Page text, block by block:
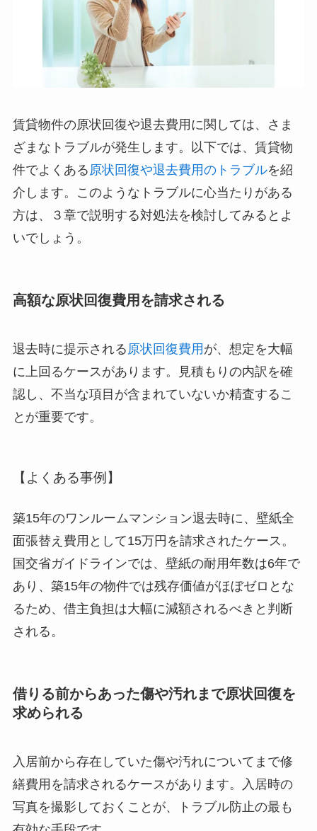
賃貸物件の原状回復や退去費用に関しては、さま
ざまなトラブルが発生します。以下では、賃貸物
件でよくある 原状回復や退去費用のトラブルを紹
介します。このようなトラブルに心当たりがある
方は、３章で説明する対処法を検討してみるとよ
いでしょう。
高額な原状回復費用を請求される
退去時に提示される 原状回復費用 が、想定を大幅
に上回るケースがあります。見積もりの内訳を確
認し、不当な項目が含まれていないか精査するこ
とが重要です。
【よくある事例】
築15年のワンルームマンション退去時に、壁紙全
面張替え費用として15万円を請求されたケース。
国交省ガイドラインでは、壁紙の耐用年数は6年で
あり、築15年の物件では残存価値がほぼゼロとな
るため、借主負担は大幅に減額されるべきと判断
される。
借りる前からあった傷や汚れまで原状回復を
求められる
入居前から存在していた傷や汚れについてまで修
繕費用を請求されるケースがあります。入居時の
写真を撮影しておくことが、トラブル防止の最も